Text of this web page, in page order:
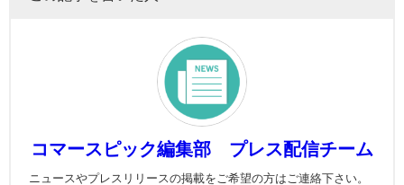
コマースピック編集部 プレス配信チーム
ニュースやプレスリリースの掲載をご希望の方はご連絡下さい。